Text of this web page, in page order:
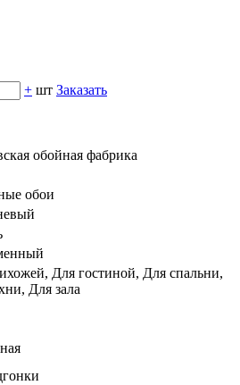
+ шт Заказать
обойная фабрика
обои
Для гостиной, Для спальни,
Для зала